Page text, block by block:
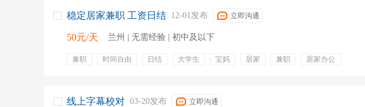
稳定居家兼职 工资日结 12-01发布 立即沟通
50元/天 兰州 | 无需经验 | 初中及以下
兼职 时间自由 日结 大学生 宝妈 居家 兼职
居家办公
线上字幕校对 03-20发布 立即沟通